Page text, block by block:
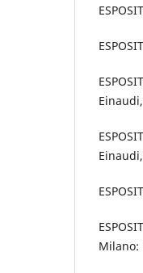
Milano: